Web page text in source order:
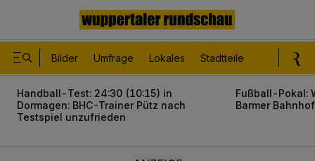
Bilder Umfrage Lokales Stadtteile
Handball-Test: 24:30 (10:15) in
Dormagen: BHC-Trainer Pütz nach
Testspiel unzufrieden
Fußball-Pokal:
Barmer